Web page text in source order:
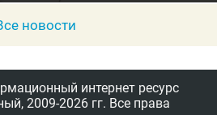
новости
интернет ресурс
2009-2026 гг. Все права